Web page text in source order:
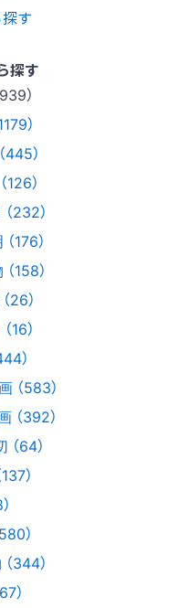
す
探す
）
）
）
）
232）
176）
158）
26）
16）
）
（583）
（392）
64）
）
）
344）
）